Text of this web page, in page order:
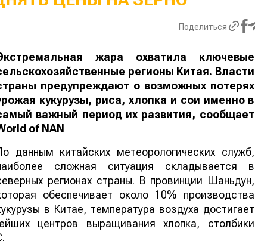
Поделиться
жара охватила ключевые
регионы Китая. Власти
предупреждают о возможных потерях
кукурузы, риса, хлопка и сои именно в
важный период их развития, сообщает
of NAN
данным китайских метеорологических служб,
сложная ситуация складывается в
регионах страны. В провинции Шаньдун,
обеспечивает около 10% производства
в Китае, температура воздуха достигает
центров выращивания хлопка, столбики